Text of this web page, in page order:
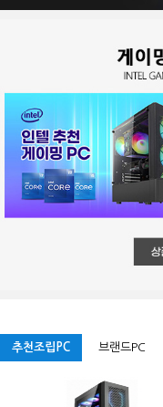
추천조립PC 브랜드PC